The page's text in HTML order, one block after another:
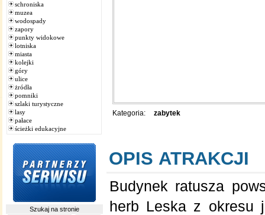
schroniska
muzea
wodospady
zapory
punkty widokowe
lotniska
miasta
kolejki
góry
ulice
żródła
pomniki
szlaki turystyczne
lasy
pałace
ścieżki edukacyjne
Szukaj na stronie
Kategoria: zabytek
OPIS ATRAKCJI
Budynek ratusza
herb Leska z okresu